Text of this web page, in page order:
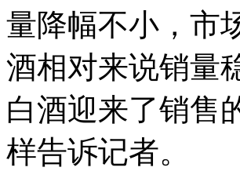
量降幅不小，市
酒相对来说销量
白酒迎来了销售
样告诉记者。